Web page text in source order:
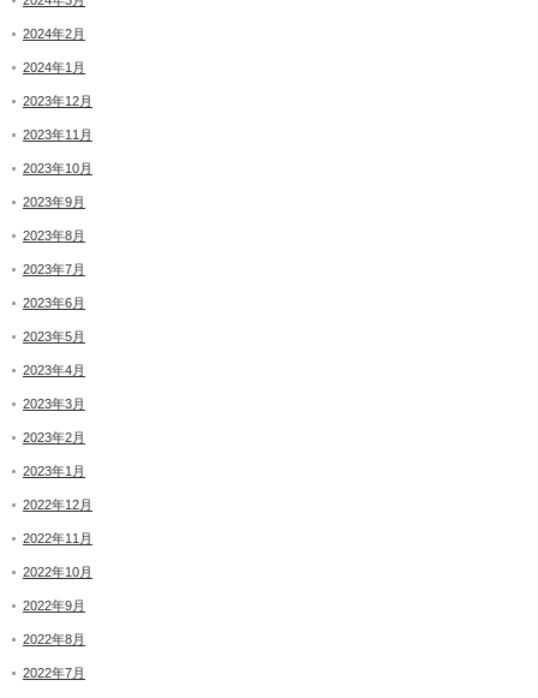
2024年2月
2024年1月
2023年12月
2023年11月
2023年10月
2023年9月
2023年8月
2023年7月
2023年6月
2023年5月
2023年4月
2023年3月
2023年2月
2023年1月
2022年12月
2022年11月
2022年10月
2022年9月
2022年8月
2022年7月